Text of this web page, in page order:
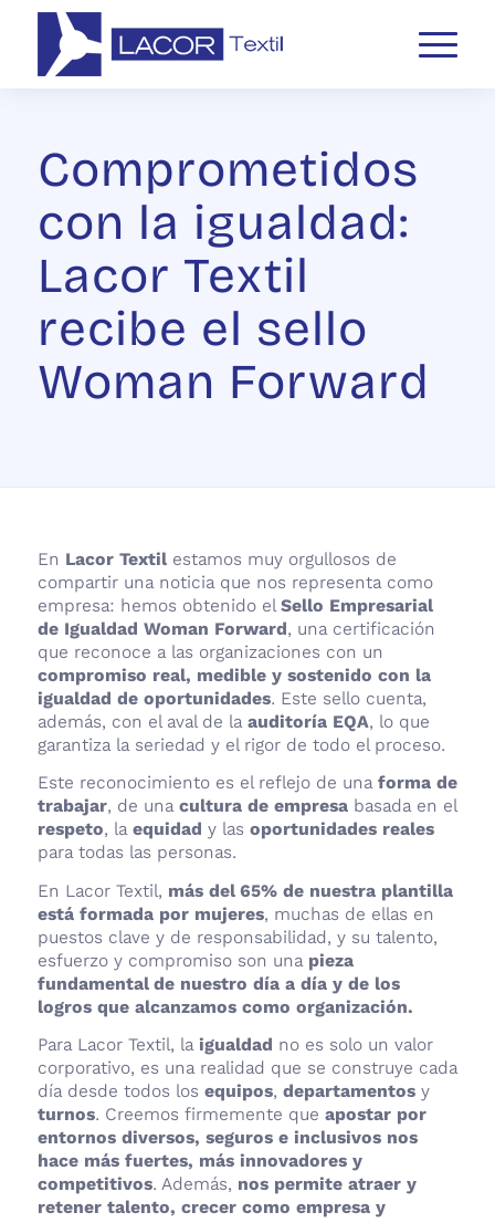
Comprometidos
con la igualdad:
Lacor Textil
recibe el sello
Woman Forward
En Lacor Textilestamos muy orgullosos de
compartir una noticia que nos representa como
empresa: hemos obtenido el Sello Empresarial
de Igualdad Woman Forward, una certificación
que reconoce a las organizaciones con un
compromiso real, medible y sostenido con la
igualdad de oportunidades. Este sello cuenta,
además, con el aval de laauditoría EQA, lo que
garantiza la seriedad y el rigor de todo el proceso.
Este reconocimiento es el reflejo de una forma de
trabajar, de una cultura de empresabasada en el
respeto, la equidad y las oportunidades reales
para todas las personas.
En Lacor Textil, más del 65% de nuestra plantilla
está formada por mujeres, muchas de ellas en
puestos clave y de responsabilidad, y su talento,
esfuerzo y compromiso son una pieza
fundamental de nuestro día a día y de los
logros que alcanzamos como organización.
Para Lacor Textil, la igualdad no es solo un valor
corporativo, es una realidad que se construye cada
día desde todos los equipos, departamentosy
turnos. Creemos firmemente que apostar por
entornos diversos, seguros e inclusivos nos
hace más fuertes, más innovadores y
competitivos. Además, nos permite atraer y
retener talento, crecer como empresa y